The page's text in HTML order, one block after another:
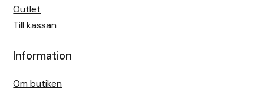
Outlet
Till kassan
Information
Om butiken